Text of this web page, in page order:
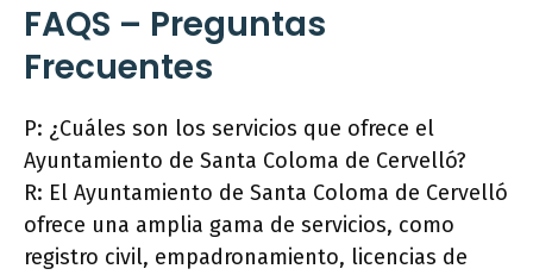
FAQS – Preguntas
Frecuentes
P: ¿Cuáles son los servicios que ofrece el
Ayuntamiento de Santa Coloma de Cervelló?
R: El Ayuntamiento de Santa Coloma de Cervelló
ofrece una amplia gama de servicios, como
registro civil, empadronamiento, licencias de